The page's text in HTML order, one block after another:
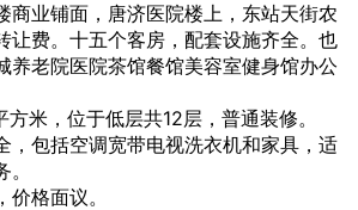
商业铺面，唐济医院楼上，东站天街农
让费。十五个客房，配套设施齐全。也
养老院医院茶馆餐馆美容室健身馆办公
米，位于低层共12层，普通装修。
，包括空调宽带电视洗衣机和家具，适
格面议。